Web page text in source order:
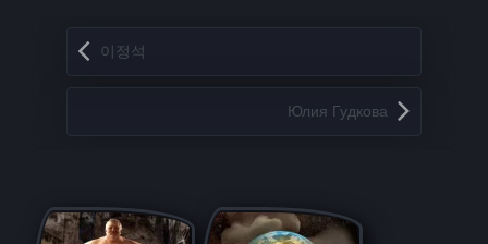
Запись навигация
이정석
Юлия Гудковa